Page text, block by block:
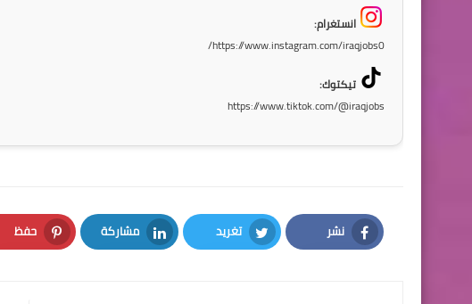
انستغرام:
https://www.instagram.com/iraqjobs0/
تيكتوك:
https://www.tiktok.com/@iraqjobs
نشر
Facebook
تغريد
Twitter
مشاركة
LinkedIn
حفظ
Pinterest